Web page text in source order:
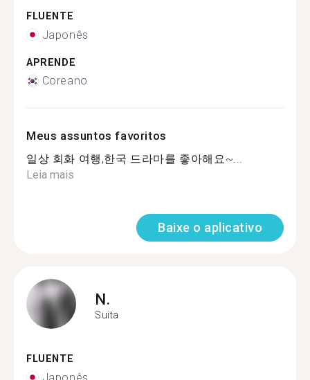
FLUENTE
Japonês
APRENDE
Coreano
Meus assuntos favoritos
일상 회화 여행,한국 드라마를 좋아해요~...
Leia mais
Baixe o aplicativo
N.
Suita
FLUENTE
Japonês